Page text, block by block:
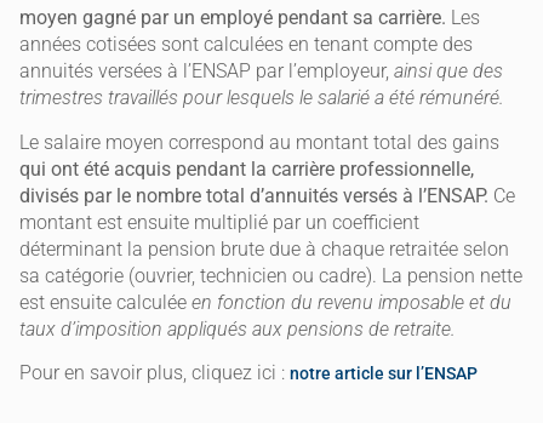
moyen gagné par un employé pendant sa carrière. Les
années cotisées sont calculées en tenant compte des
annuités versées à l’ENSAP par l’employeur, ainsi que des
trimestres travaillés pour lesquels le salarié a été rémunéré.
Le salaire moyen correspond au montant total des gains
qui ont été acquis pendant la carrière professionnelle,
divisés par le nombre total d’annuités versés à l’ENSAP. Ce
montant est ensuite multiplié par un coefficient
déterminant la pension brute due à chaque retraitée selon
sa catégorie (ouvrier, technicien ou cadre). La pension nette
est ensuite calculée en fonction du revenu imposable et du
taux d’imposition appliqués aux pensions de retraite.
Pour en savoir plus, cliquez ici : notre article sur l’ENSAP